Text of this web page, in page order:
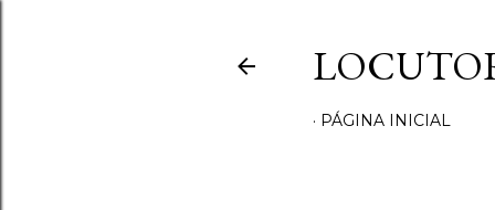
PÁGINA INICIAL